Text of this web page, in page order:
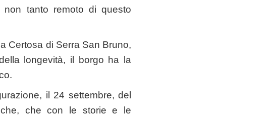
tanto remoto di questo
Certosa di Serra San Bruno,
longevità, il borgo ha la
il 24 settembre, del
che con le storie e le